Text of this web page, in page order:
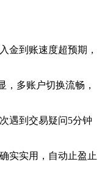
金到账速度超预期，
多账户切换流畅，
遇到交易疑问5分钟
实实用，自动止盈止